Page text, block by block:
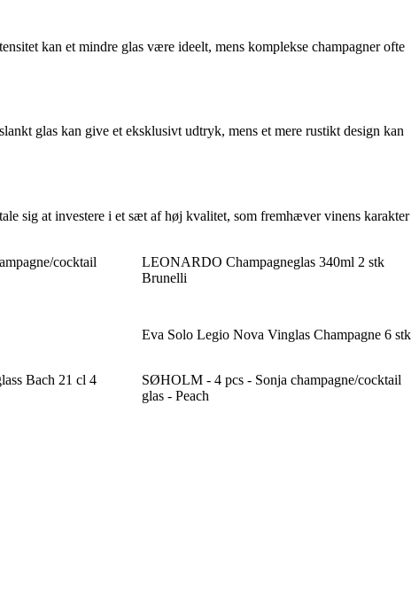
kan et mindre glas være ideelt, mens komplekse champagner ofte
glas kan give et eksklusivt udtryk, mens et mere rustikt design kan
sig at investere i et sæt af høj kvalitet, som fremhæver vinens karakter
cocktail
LEONARDO Champagneglas 340ml 2 stk
Brunelli
Eva Solo Legio Nova Vinglas Champagne 6 stk
Bach 21 cl 4
SØHOLM - 4 pcs - Sonja champagne/cocktail
glas - Peach